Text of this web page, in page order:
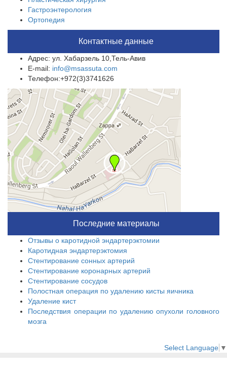
Гастроэнтерология
Ортопедия
Контактные данные
Адрес: ул. Хабарзель 10,Тель-Авив
E-mail: info@msassuta.com
Телефон:+972(3)3741626
Последние материалы
Отзывы о каротидной эндартерэктомии
Каротидная эндартерэктомия
Стентирование сонных артерий
Стентирование коронарных артерий
Стентирование сосудов
Полостная операция по удалению кисты яичника
Удаление кист
Последствия операции по удалению опухоли головного
мозга
Select Language ▼